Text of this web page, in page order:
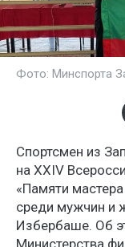
Фото: Минспорта
Спортсмен из
на XXIV
«Памяти
среди мужчин и
Избербаше. Об
Министерства